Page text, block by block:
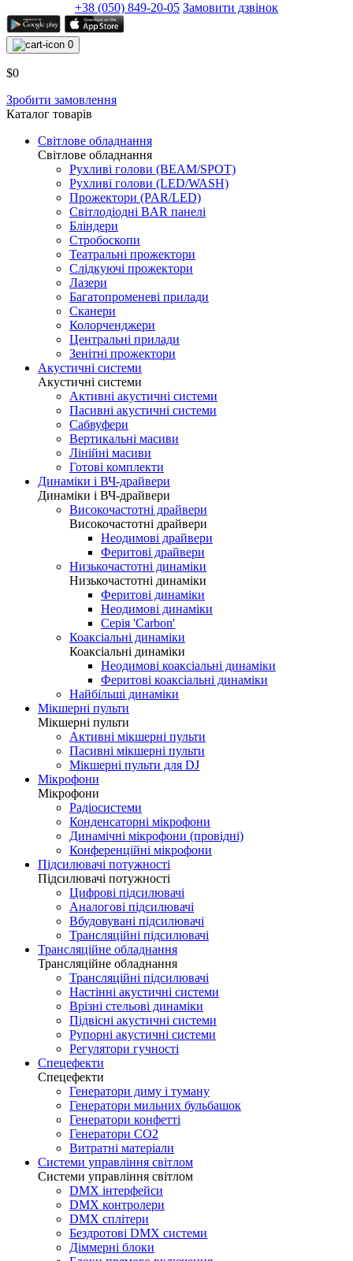
+38 (050) 849-20-05 Замовити дзвінок
0
$0
Зробити замовлення
Каталог товарів
Світлове обладнання
Світлове обладнання
Рухливі голови (BEAM/SPOT)
Рухливі голови (LED/WASH)
Прожектори (PAR/LED)
Світлодіодні BAR панелі
Бліндери
Стробоскопи
Театральні прожектори
Слідкуючі прожектори
Лазери
Багатопроменеві прилади
Сканери
Колорченджери
Центральні прилади
Зенітні прожектори
Акустичні системи
Акустичні системи
Активні акустичні системи
Пасивні акустичні системи
Сабвуфери
Вертикальні масиви
Лінійні масиви
Готові комплекти
Динаміки і ВЧ-драйвери
Динаміки і ВЧ-драйвери
Високочастотні драйвери
Високочастотні драйвери
Неодимові драйвери
Феритові драйвери
Низькочастотні динаміки
Низькочастотні динаміки
Феритові динаміки
Неодимові динаміки
Серія 'Carbon'
Коаксіальні динаміки
Коаксіальні динаміки
Неодимові коаксіальні динаміки
Феритові коаксіальні динаміки
Найбільші динаміки
Мікшерні пульти
Мікшерні пульти
Активні мікшерні пульти
Пасивні мікшерні пульти
Мікшерні пульти для DJ
Мікрофони
Мікрофони
Радіосистеми
Конденсаторні мікрофони
Динамічні мікрофони (провідні)
Конференційні мікрофони
Підсилювачі потужності
Підсилювачі потужності
Цифрові підсилювачі
Аналогові підсилювачі
Вбудовувані підсилювачі
Трансляційні підсилювачі
Трансляційне обладнання
Трансляційне обладнання
Трансляційні підсилювачі
Настінні акустичні системи
Врізні стельові динаміки
Підвісні акустичні системи
Рупорні акустичні системи
Регулятори гучності
Спецефекти
Спецефекти
Генератори диму і туману
Генератори мильних бульбашок
Генератори конфетті
Генератори CO2
Витратні матеріали
Системи управління світлом
Системи управління світлом
DMX інтерфейси
DMX контролери
DMX сплітери
Бездротові DMX системи
Діммерні блоки